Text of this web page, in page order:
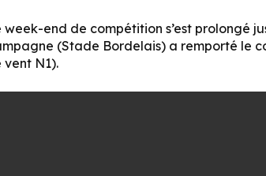
week-end de compétition s’est prolongé
(Stade Bordelais) a remporté le
vent N1).